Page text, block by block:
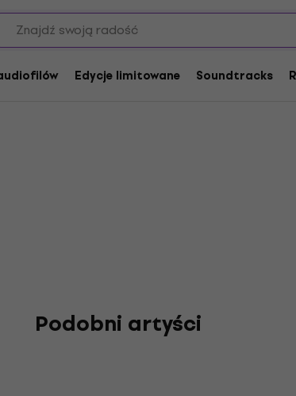
Edycje limitowane Soundtracks
Podobni artyści